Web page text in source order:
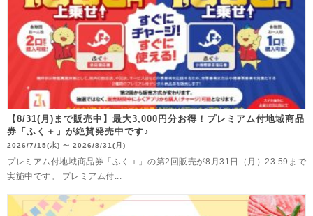
【8/31(月)まで販売中】最大3,000円分お得！プレミアム付地域商品
券「ふく＋」が絶賛発売中です♪
2026/7/15(水) 〜 2026/8/31(月)
プレミアム付地域商品券「ふく＋」の第2回販売が8月31日（月）23:59まで
実施中です。 プレミアム付...